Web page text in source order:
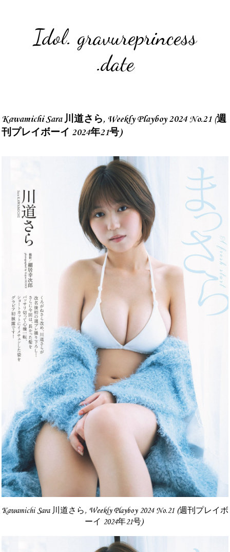
Idol. gravureprincess
.date
Kawamichi Sara 川道さら, Weekly Playboy 2024 No.21 (週
刊プレイボーイ 2024年21号)
Kawamichi Sara 川道さら, Weekly Playboy 2024 No.21 (週刊プレイボ
ーイ 2024年21号)